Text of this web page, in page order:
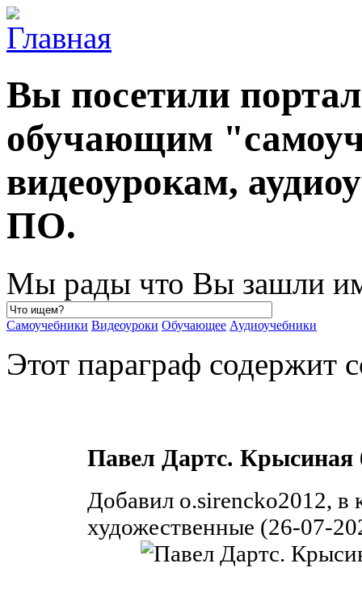
Вы посетили
обучающим
видеоурокам,
ПО.
Мы рады что Вы зашли
Самоучебники Видеоуроки Обучающее Аудиоучебники
Этот параграф содержит
Павел Дартс. Крысиная
Добавил o.sirencko2012, в
художественные (26-07-